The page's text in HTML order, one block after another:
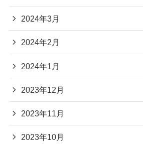
2024年3月
2024年2月
2024年1月
2023年12月
2023年11月
2023年10月